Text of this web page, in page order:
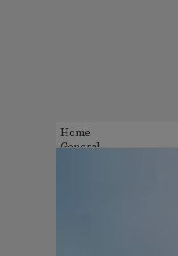
Home
General